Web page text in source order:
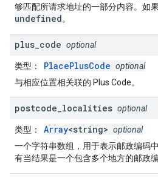
够匹配所请求地址的一部分内容。如
undefined。
plus code optional
类型 ： PlacePlusCode optional
与相应位置相关联的 Plus Code。
postcode localities optional
类型 ： Array<string> optional
一个字符串数组，用于表示邮政编码
有当结果是一个包含多个地方的邮政